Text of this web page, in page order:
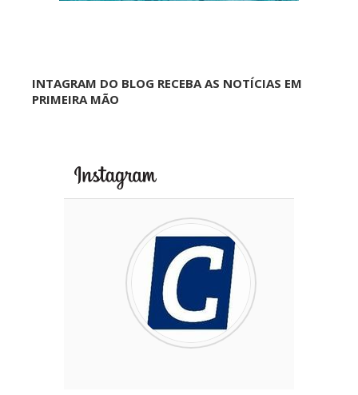
INTAGRAM DO BLOG RECEBA AS NOTÍCIAS EM
PRIMEIRA MÃO